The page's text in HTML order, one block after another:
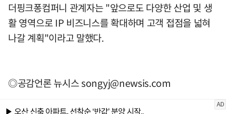
더핑크퐁컴퍼니 관계자는 "앞으로도 다양한 산업 및 생
활 영역으로 IP 비즈니스를 확대하며 고객 접점을 넓혀
나갈 계획"이라고 말했다.
◎공감언론 뉴시스songyj@newsis.com